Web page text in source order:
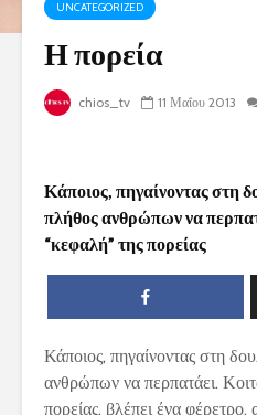
UNCATEGORIZED
Η πορεία
chios_tv 11 Μαΐου 2013
Κάποιος, πηγαίνοντας στη
πλήθος ανθρώπων να
“κεφαλή” της πορείας
Κάποιος, πηγαίνοντας στη
ανθρώπων να περπατάει.
πορείας, βλέπει ένα